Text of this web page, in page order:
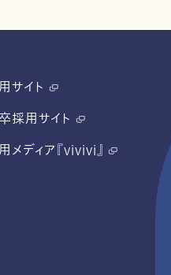
サイト
採用サイト
メディア『vivivi』